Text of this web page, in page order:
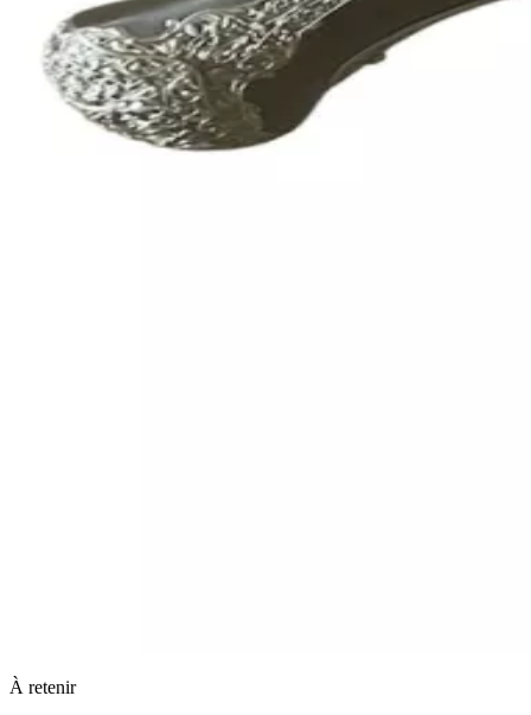
À retenir